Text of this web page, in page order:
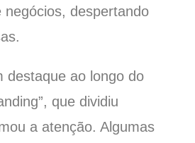
negócios, despertando
destaque ao longo do
que dividiu
a atenção. Algumas